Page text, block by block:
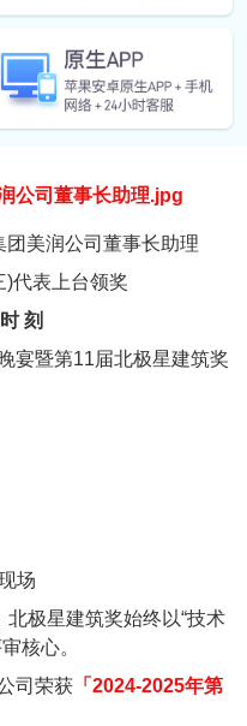
表上台领奖
获
「 密封胶条类 十大
美润公司董事长助理
表上台领奖
刻
暨第11届北极星建筑奖
场
极星建筑奖始终以“技术
核心。
司荣获 「2024-2025年第